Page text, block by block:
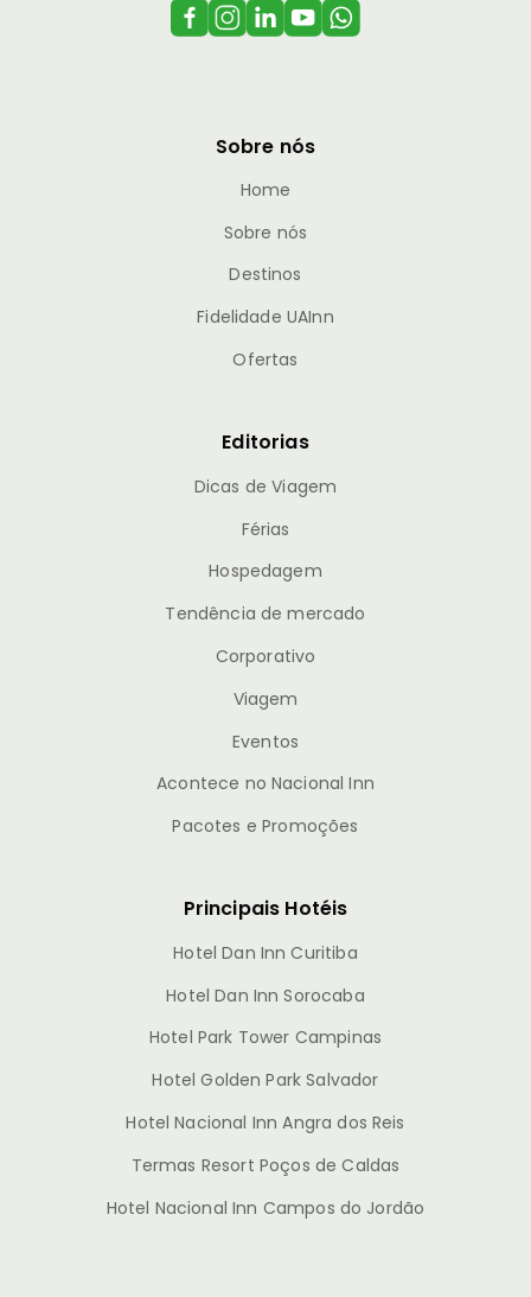
Sobre nós
Home
Sobre nós
Destinos
Fidelidade UAInn
Ofertas
Editorias
Dicas de Viagem
Férias
Hospedagem
Tendência de mercado
Corporativo
Viagem
Eventos
Acontece no Nacional Inn
Pacotes e Promoções
Principais Hotéis
Hotel Dan Inn Curitiba
Hotel Dan Inn Sorocaba
Hotel Park Tower Campinas
Hotel Golden Park Salvador
Hotel Nacional Inn Angra dos Reis
Termas Resort Poços de Caldas
Hotel Nacional Inn Campos do Jordão